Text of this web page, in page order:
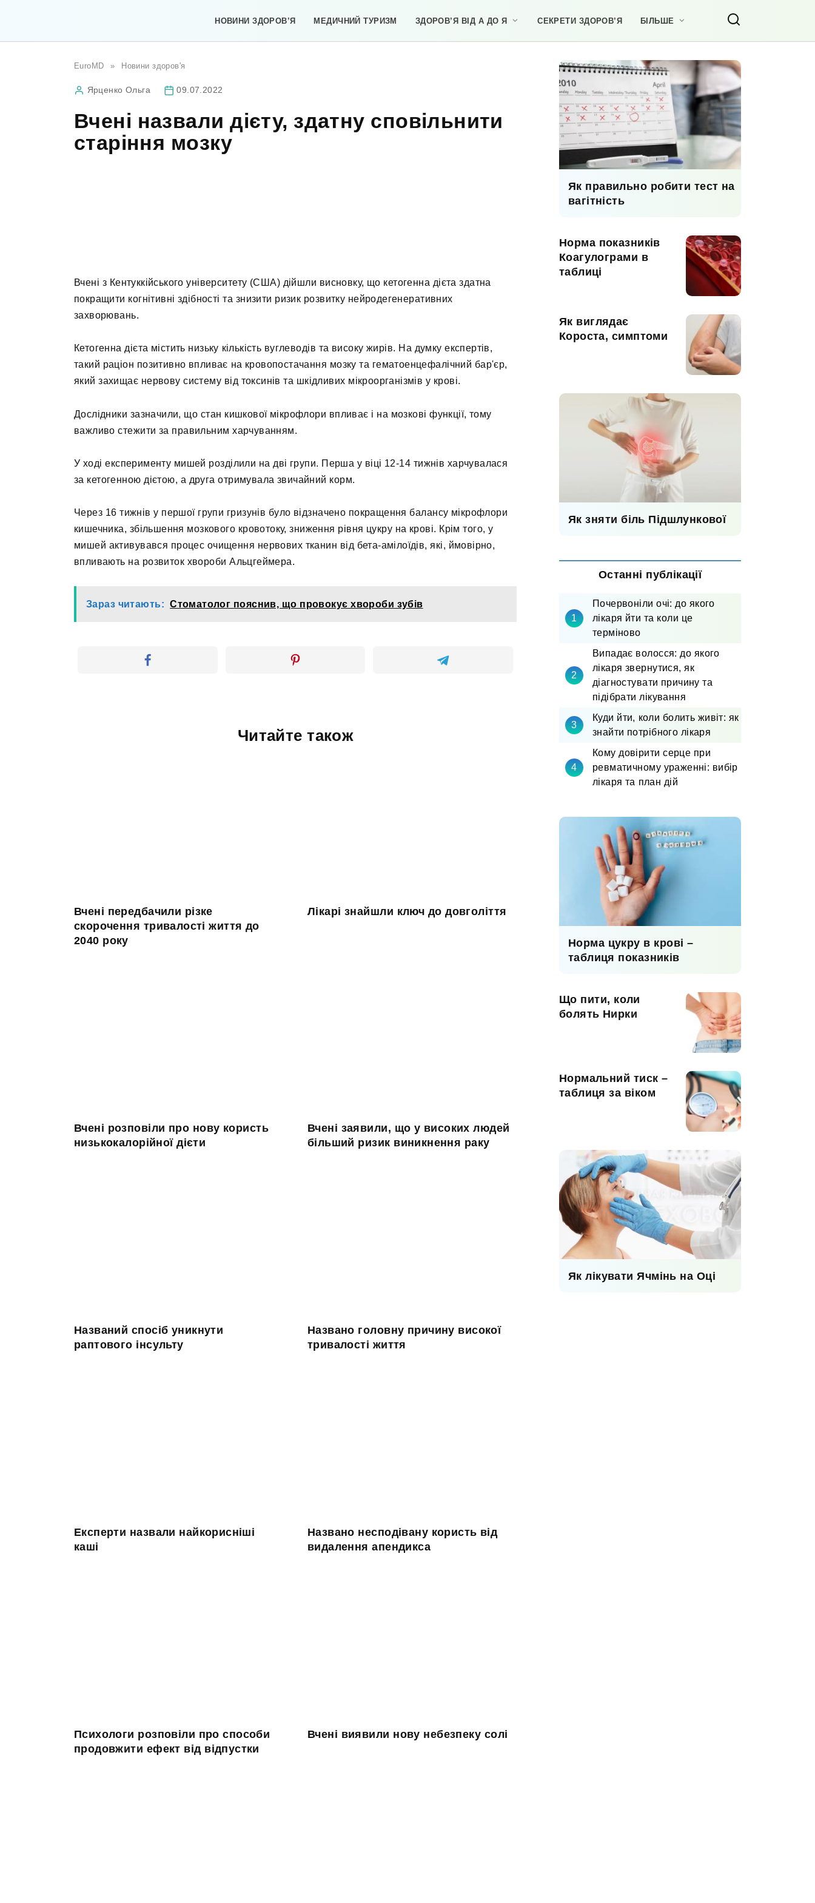
НОВИНИ ЗДОРОВ’Я МЕДИЧНИЙ ТУРИЗМ ЗДОРОВ’Я ВІД А ДО Я СЕКРЕТИ ЗДОРОВ’Я БІЛЬШЕ
EuroMD » Новини здоров'я
Ярценко Ольга 09.07.2022
Вчені назвали дієту, здатну сповільнити
старіння мозку
Вчені з Кентуккійського університету (США) дійшли висновку, що кетогенна дієта здатна
покращити когнітивні здібності та знизити ризик розвитку нейродегенеративних
захворювань.
Кетогенна дієта містить низьку кількість вуглеводів та високу жирів. На думку експертів,
такий раціон позитивно впливає на кровопостачання мозку та гематоенцефалічний бар'єр,
який захищає нервову систему від токсинів та шкідливих мікроорганізмів у крові.
Дослідники зазначили, що стан кишкової мікрофлори впливає і на мозкові функції, тому
важливо стежити за правильним харчуванням.
У ході експерименту мишей розділили на дві групи. Перша у віці 12-14 тижнів харчувалася
за кетогенною дієтою, а друга отримувала звичайний корм.
Через 16 тижнів у першої групи гризунів було відзначено покращення балансу мікрофлори
кишечника, збільшення мозкового кровотоку, зниження рівня цукру на крові. Крім того, у
мишей активувався процес очищення нервових тканин від бета-амілоїдів, які, ймовірно,
впливають на розвиток хвороби Альцгеймера.
Зараз читають: Стоматолог пояснив, що провокує хвороби зубів
Читайте також
Вчені передбачили різке
скорочення тривалості життя до
2040 року
Лікарі знайшли ключ до довголіття
Вчені розповіли про нову користь
низькокалорійної дієти
Вчені заявили, що у високих людей
більший ризик виникнення раку
Названий спосіб уникнути
раптового інсульту
Названо головну причину високої
тривалості життя
Експерти назвали найкорисніші
каші
Названо несподівану користь від
видалення апендикса
Психологи розповіли про способи
продовжити ефект від відпустки
Вчені виявили нову небезпеку солі
Як правильно робити тест на
вагітність
Норма показників
Коагулограми в
таблиці
Як виглядає
Короста, симптоми
Як зняти біль Підшлункової
Останні публікації
Почервоніли очі: до якого
лікаря йти та коли це
терміново
Випадає волосся: до якого
лікаря звернутися, як
діагностувати причину та
підібрати лікування
Куди йти, коли болить живіт: як
знайти потрібного лікаря
Кому довірити серце при
ревматичному ураженні: вибір
лікаря та план дій
Норма цукру в крові –
таблиця показників
Що пити, коли
болять Нирки
Нормальний тиск –
таблиця за віком
Як лікувати Ячмінь на Оці